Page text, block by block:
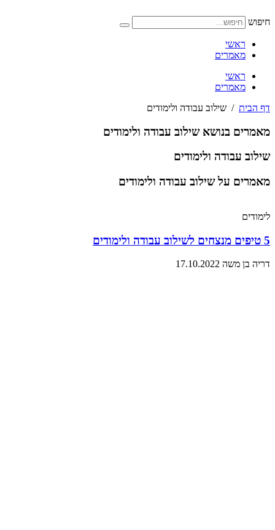
לתוכן
חיפוש
ראשי
מאמרים
ראשי
מאמרים
דף הבית / שילוב עבודה ולימודים
מאמרים בנושא שילוב עבודה ולימודים
שילוב עבודה ולימודים
מאמרים על שילוב עבודה ולימודים
לימודים
5 טיפים מנצחים לשילוב עבודה ולימודים
דריה בן משה 17.10.2022